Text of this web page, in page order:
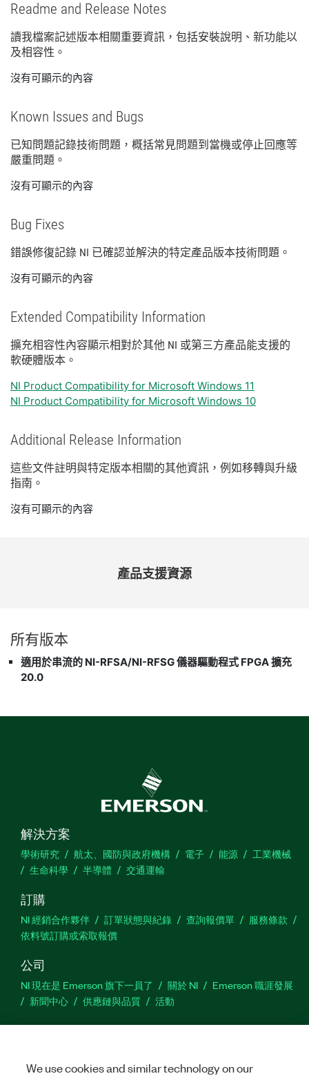
Readme and Release Notes
讀我檔案記述版本相關重要資訊， 包括安裝說明、 新功能以
及相容性。
沒有可顯示的內容
Known Issues and Bugs
已知問題記錄技術問題， 概括常見問題到 當機或停止回應等
嚴重問題。
沒有可顯示的內容
Bug Fixes
錯誤修復記錄 NI 已確認並解決的特定產品版本技術問題。
沒有可顯示的內容
Extended Compatibility Information
擴充相容性內容顯示相對於其他 NI 或第三方產品能支援的
軟硬體版本。
NI Product Compatibility for Microsoft Windows 11
NI Product Compatibility for Microsoft Windows 10
Additional Release Information
這些文件註明與特定版本相關的其他資訊， 例如移轉與升級
指南。
沒有可顯示的內容
產品支援資源
所有版本
適用於串流的 NI-RFSA/NI-RFSG 儀器驅動程式 FPGA 擴充
20.0
解決方案
學術研究 航太、國防與政府機構 電子 能源
工業機械
生命科學
半導體 交通運輸
訂購
NI 經銷合作夥伴 訂單狀態與紀錄 查詢報價單
服務條款
依料號訂購或索取報價
公司
NI 現在是 Emerson 旗下一員了 關於 NI
Emerson 職涯發展
新聞中心
供應鏈與品質 活動
支援
站建議
We use cookies and similar technology on our